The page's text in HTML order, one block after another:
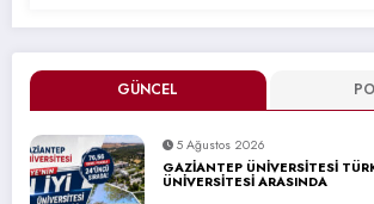
GÜNCEL
5 Ağustos 2026
GAZİANTEP ÜNİVERSİTESİ
ÜNİVERSİTESİ ARASINDA